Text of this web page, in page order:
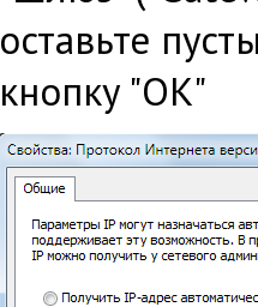
оставьте
кнопку "OK"